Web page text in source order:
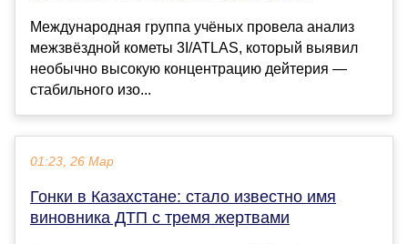
Международная группа учёных провела анализ
межзвёздной кометы 3I/ATLAS, который выявил
необычно высокую концентрацию дейтерия —
стабильного изо...
01:23, 26 Мар
Гонки в Казахстане: стало известно имя
виновника ДТП с тремя жертвами